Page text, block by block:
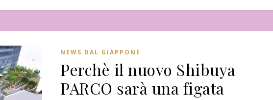
NEWS DAL GIAPPONE
Perchè il nuovo Shibuya
PARCO sarà una figata